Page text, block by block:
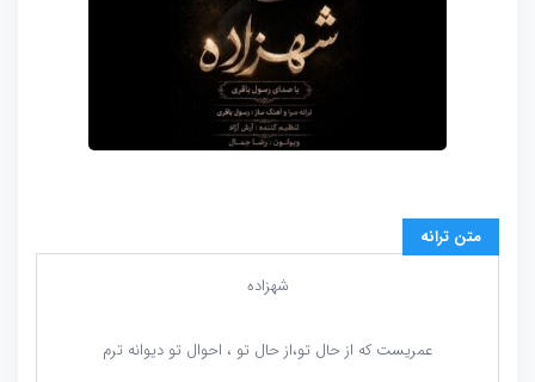
متن ترانه
شهزاده
عمریست که از حال تو،از حال تو ، احوال تو دیوانه ترم